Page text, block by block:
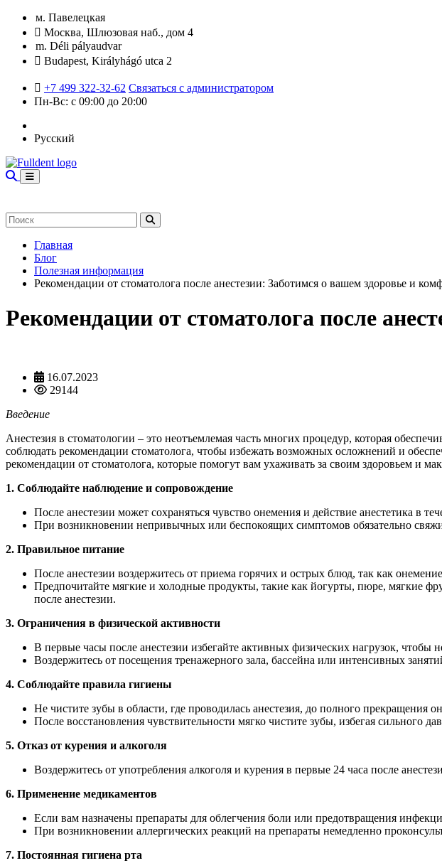
м. Павелецкая
Москва, Шлюзовая наб., дом 4
m. Déli pályaudvar
Budapest, Királyhágó utca 2
+7 499 322-32-62 Связаться с администратором
Пн-Вс: с 09:00 до 20:00
Русский
Главная
Блог
Полезная информация
Рекомендации от стоматолога после анестезии: Заботимся о вашем здоровье и
Рекомендации от стоматолога после
16.07.2023
29144
Введение
Анестезия в стоматологии – это неотъемлемая часть многих процедур, которая
соблюдать рекомендации стоматолога, чтобы избежать возможных осложнений и
рекомендации от стоматолога, которые помогут вам ухаживать за своим здоровьем и
1. Соблюдайте наблюдение и сопровождение
После анестезии может сохраняться чувство онемения и действие анестетика в
При возникновении непривычных или беспокоящих симптомов обязательно
2. Правильное питание
После анестезии воздержитесь от приема горячих и острых блюд, так как
Предпочитайте мягкие и холодные продукты, такие как йогурты, пюре, мягкие
после анестезии.
3. Ограничения в физической активности
В первые часы после анестезии избегайте активных физических нагрузок,
Воздержитесь от посещения тренажерного зала, бассейна или интенсивных
4. Соблюдайте правила гигиены
Не чистите зубы в области, где проводилась анестезия, до полного
После восстановления чувствительности мягко чистите зубы, избегая сильного
5. Отказ от курения и алкоголя
Воздержитесь от употребления алкоголя и курения в первые 24 часа после
6. Применение медикаментов
Если вам назначены препараты для облегчения боли или предотвращения
При возникновении аллергических реакций на препараты немедленно
7. Постоянная гигиена рта